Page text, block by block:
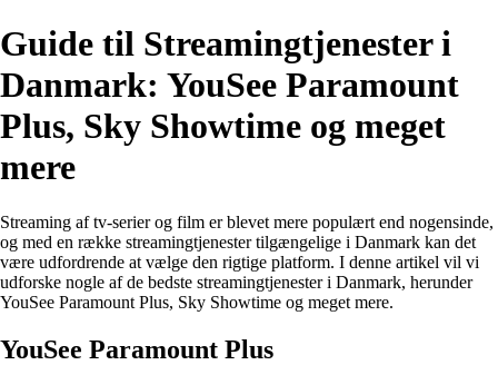
Guide til Streamingtjenester i
Danmark: YouSee Paramount
Plus, Sky Showtime og meget
mere
Streaming af tv-serier og film er blevet mere populært end nogensinde,
og med en række streamingtjenester tilgængelige i Danmark kan det
være udfordrende at vælge den rigtige platform. I denne artikel vil vi
udforske nogle af de bedste streamingtjenester i Danmark, herunder
YouSee Paramount Plus, Sky Showtime og meget mere.
YouSee Paramount Plus